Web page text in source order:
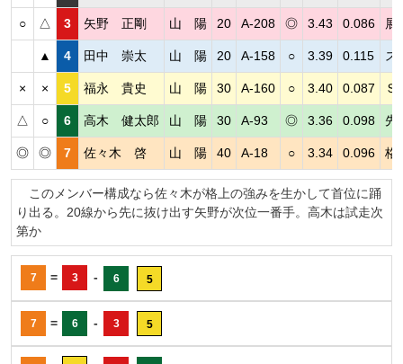
○ △ 3 矢野 正剛 山 陽 20 A-208 ◎ 3.43 0.086 展
▲ 4 田中 崇太 山 陽 20 A-158 ○ 3.39 0.115 ス
× × 5 福永 貴史 山 陽 30 A-160 ○ 3.40 0.087 Ｓ
△ ○ 6 高木 健太郎 山 陽 30 A-93 ◎ 3.36 0.098 先
◎ ◎ 7 佐々木 啓 山 陽 40 A-18 ○ 3.34 0.096 格
このメンバー構成なら佐々木が格上の強みを生かして首位に踊
り出る。20線から先に抜け出す矢野が次位一番手。高木は試走次
第か
7 = 3 - 6 5
7 = 6 - 3 5